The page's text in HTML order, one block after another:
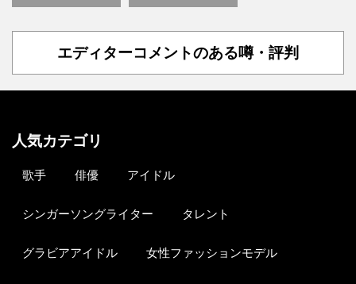
エディターコメントのある噂・評判
人気カテゴリ
歌手 俳優 アイドル
シンガーソングライター タレント
グラビアアイドル 女性ファッションモデル